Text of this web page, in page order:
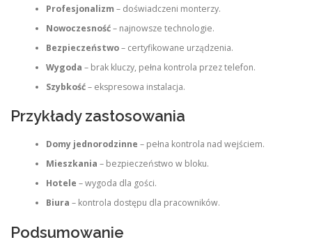
Profesjonalizm – doświadczeni monterzy.
Nowoczesność– najnowsze technologie.
Bezpieczeństwo– certyfikowane urządzenia.
Wygoda – brak kluczy, pełna kontrola przez telefon.
Szybkość– ekspresowa instalacja.
Przykłady zastosowania
Domy jednorodzinne – pełna kontrola nad wejściem.
Mieszkania – bezpieczeństwo w bloku.
Hotele – wygoda dla gości.
Biura – kontrola dostępu dla pracowników.
Podsumowanie